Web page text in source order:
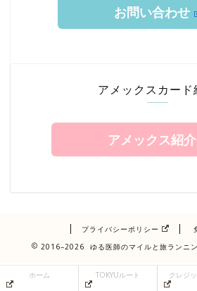
お問い合わせ
アメックスカード
アメックス紹介
プライバシーポリシー
2016–2026 ゆる医師のマイルと旅ランニ
ホーム TOKYUルート クレジ
エア